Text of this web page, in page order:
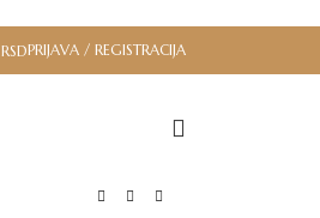
RSDPRIJAVA / REGISTRACIJA